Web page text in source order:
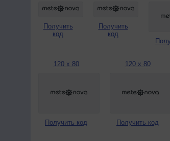
Получить
код
Получить
код
120 x 80
Получить код
120 x 80
Получить код